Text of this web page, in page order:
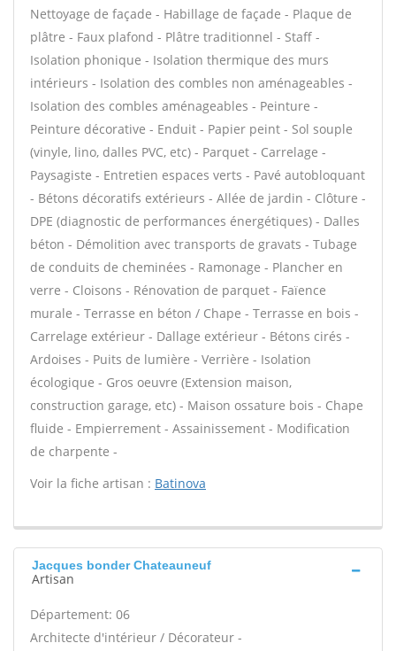
Nettoyage de façade - Habillage de façade - Plaque de
plâtre - Faux plafond - Plâtre traditionnel - Staff -
Isolation phonique - Isolation thermique des murs
intérieurs - Isolation des combles non aménageables -
Isolation des combles aménageables - Peinture -
Peinture décorative - Enduit - Papier peint - Sol souple
(vinyle, lino, dalles PVC, etc) - Parquet - Carrelage -
Paysagiste - Entretien espaces verts - Pavé autobloquant
- Bétons décoratifs extérieurs - Allée de jardin - Clôture -
DPE (diagnostic de performances énergétiques) - Dalles
béton - Démolition avec transports de gravats - Tubage
de conduits de cheminées - Ramonage - Plancher en
verre - Cloisons - Rénovation de parquet - Faïence
murale - Terrasse en béton / Chape - Terrasse en bois -
Carrelage extérieur - Dallage extérieur - Bétons cirés -
Ardoises - Puits de lumière - Verrière - Isolation
écologique - Gros oeuvre (Extension maison,
construction garage, etc) - Maison ossature bois - Chape
fluide - Empierrement - Assainissement - Modification
de charpente -
Voir la fiche artisan : Batinova
Jacques bonder Chateauneuf
Artisan
Département: 06
Architecte d'intérieur / Décorateur -